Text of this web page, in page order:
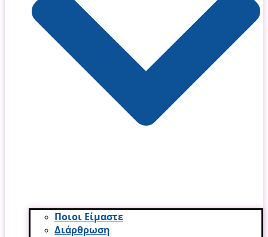
Ποιοι Είμαστε
Διάρθρωση